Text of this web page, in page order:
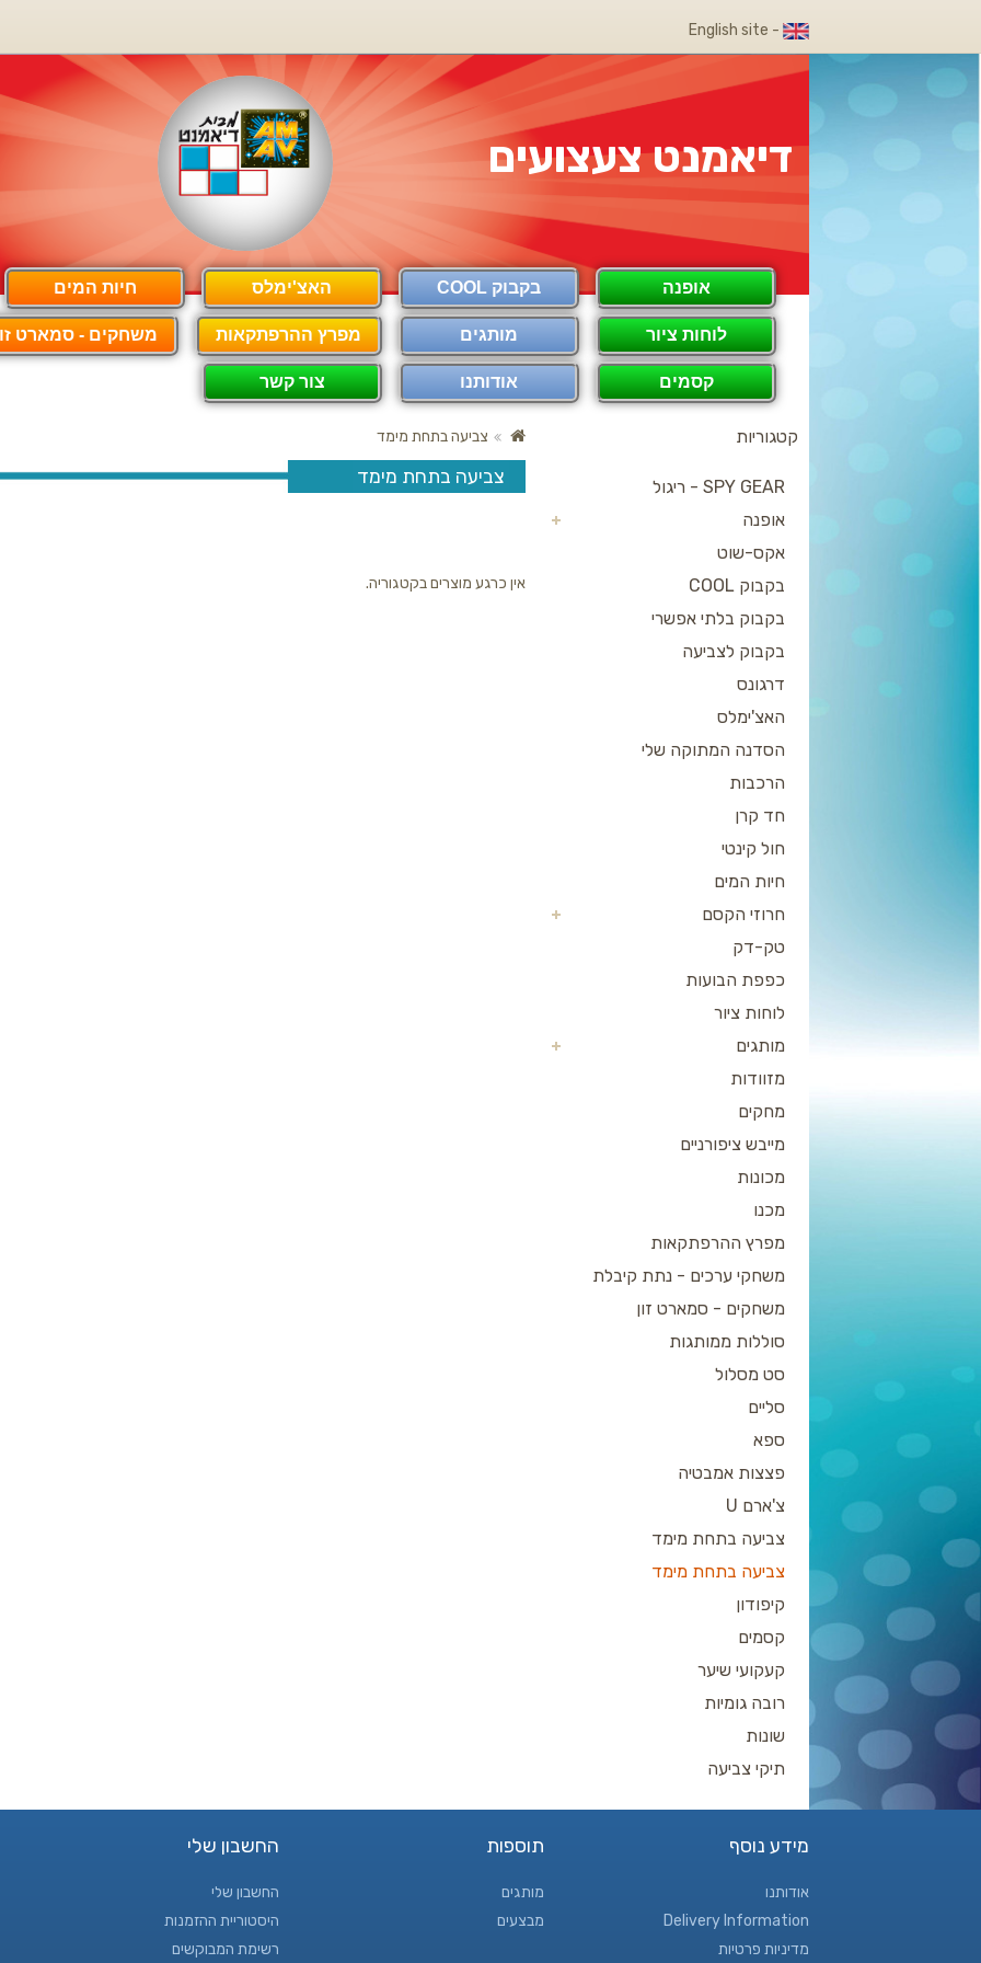
- English site
דיאמנט צעצועים
אופנה בקבוק COOL האצ'ימלס חיות המים
לוחות ציור מותגים מפרץ ההרפתקאות משחקים - סמארט
קסמים אודותנו צור קשר
קטגוריות
SPY GEAR - ריגול
אופנה
אקס-שוט
בקבוק COOL
בקבוק בלתי אפשרי
בקבוק לצביעה
דרגונס
האצ'ימלס
הסדנה המתוקה שלי
הרכבות
חד קרן
חול קינטי
חיות המים
חרוזי הקסם
טק-דק
כפפת הבועות
לוחות ציור
מותגים
מזוודות
מחקים
מייבש ציפורניים
מכונות
מכנו
מפרץ ההרפתקאות
משחקי ערכים - נתת קיבלת
משחקים - סמארט זון
סוללות ממותגות
סט מסלול
סליים
ספא
פצצות אמבטיה
צ'ארם U
צביעה בתחת מימד
צביעה בתחת מימד
קיפודון
קסמים
קעקועי שיער
רובה גומיות
שונות
תיקי צביעה
צביעה בתחת מימד
צביעה בתחת מימד
אין כרגע מוצרים בקטגוריה.
מידע נוסף
אודותנו
Delivery Information
מדיניות פרטיות
תוספות
מותגים
מבצעים
החשבון שלי
החשבון שלי
היסטוריית ההזמנות
רשימת המבוקשים